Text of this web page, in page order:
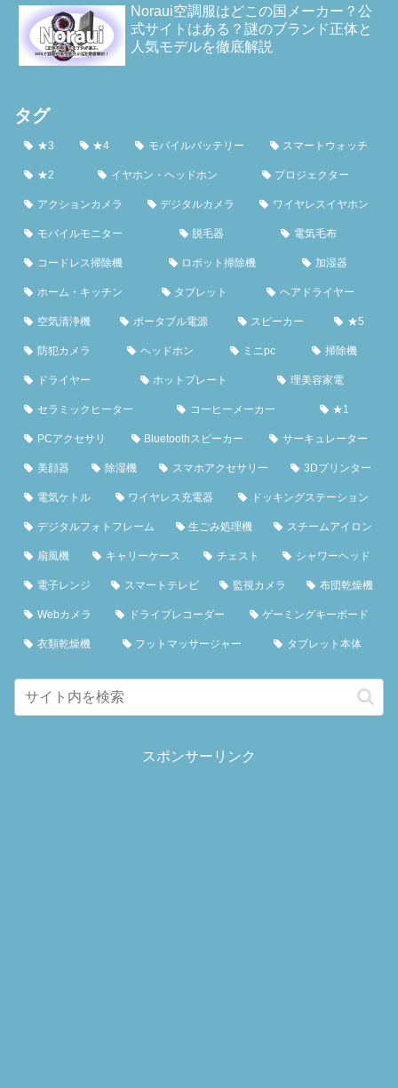
Noraui空調服はどこの国メーカー？公
式サイトはある？謎のブランド正体と
人気モデルを徹底解説
タグ
★3 ★4 モバイルバッテリー スマートウォッチ
★2 イヤホン・ヘッドホン プロジェクター
アクションカメラ デジタルカメラ ワイヤレスイヤホン
モバイルモニター 脱毛器 電気毛布
コードレス掃除機 ロボット掃除機 加湿器
ホーム・キッチン タブレット ヘアドライヤー
空気清浄機 ポータブル電源 スピーカー ★5
防犯カメラ ヘッドホン ミニpc 掃除機
ドライヤー ホットプレート 理美容家電
セラミックヒーター コーヒーメーカー ★1
PCアクセサリ Bluetoothスピーカー サーキュレーター
美顔器 除湿機 スマホアクセサリー 3Dプリンター
電気ケトル ワイヤレス充電器 ドッキングステーション
デジタルフォトフレーム 生ごみ処理機 スチームアイロン
扇風機 キャリーケース チェスト シャワーヘッド
電子レンジ スマートテレビ 監視カメラ 布団乾燥機
Webカメラ ドライブレコーダー ゲーミングキーボード
衣類乾燥機 フットマッサージャー タブレット本体
スポンサーリンク